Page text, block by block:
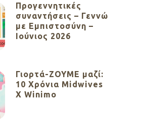
Προγεννητικές
συναντήσεις – Γεννώ
με Εμπιστοσύνη –
Ιούνιος 2026
Γιορτά-ΖΟΥΜΕ μαζί:
10 Χρόνια Midwives
X Winimo